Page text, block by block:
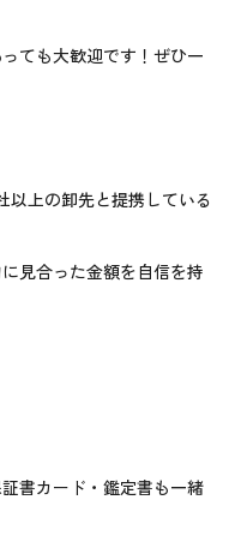
ても大歓迎です！ぜひ一
以上の卸先と提携している
見合った金額を自信を持
書カード・鑑定書も一緒